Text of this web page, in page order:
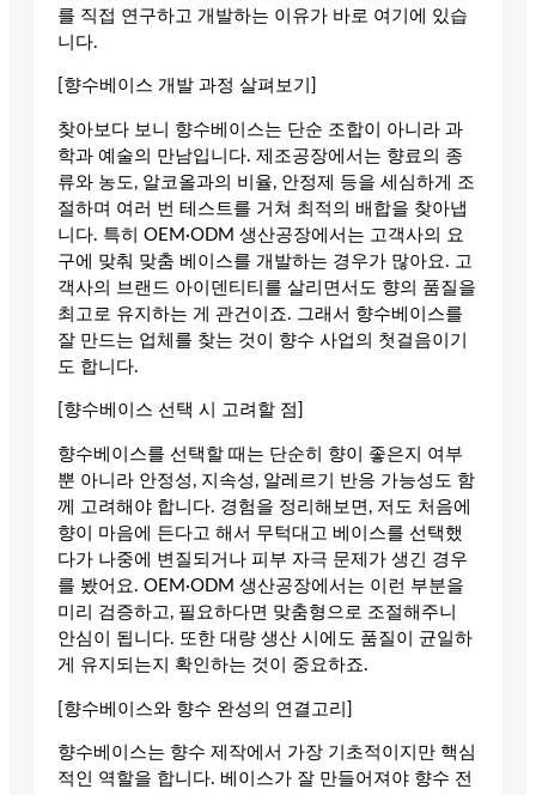
를 직접 연구하고 개발하는 이유가 바로 여기에 있습
니다.
[향수베이스 개발 과정 살펴보기]
찾아보다 보니 향수베이스는 단순 조합이 아니라 과
학과 예술의 만남입니다. 제조공장에서는 향료의 종
류와 농도, 알코올과의 비율, 안정제 등을 세심하게 조
절하며 여러 번 테스트를 거쳐 최적의 배합을 찾아냅
니다. 특히 OEM·ODM 생산공장에서는 고객사의 요
구에 맞춰 맞춤 베이스를 개발하는 경우가 많아요. 고
객사의 브랜드 아이덴티티를 살리면서도 향의 품질을
최고로 유지하는 게 관건이죠. 그래서 향수베이스를
잘 만드는 업체를 찾는 것이 향수 사업의 첫걸음이기
도 합니다.
[향수베이스 선택 시 고려할 점]
향수베이스를 선택할 때는 단순히 향이 좋은지 여부
뿐 아니라 안정성, 지속성, 알레르기 반응 가능성도 함
께 고려해야 합니다. 경험을 정리해보면, 저도 처음에
향이 마음에 든다고 해서 무턱대고 베이스를 선택했
다가 나중에 변질되거나 피부 자극 문제가 생긴 경우
를 봤어요. OEM·ODM 생산공장에서는 이런 부분을
미리 검증하고, 필요하다면 맞춤형으로 조절해주니
안심이 됩니다. 또한 대량 생산 시에도 품질이 균일하
게 유지되는지 확인하는 것이 중요하죠.
[향수베이스와 향수 완성의 연결고리]
향수베이스는 향수 제작에서 가장 기초적이지만 핵심
적인 역할을 합니다. 베이스가 잘 만들어져야 향수 전